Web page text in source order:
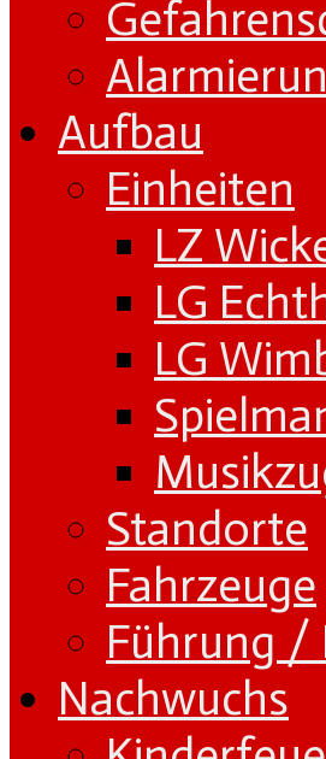
Aufbau
Einheiten
LZ
LG
LG
Standorte
Fahrzeuge
Führung /
Nachwuchs